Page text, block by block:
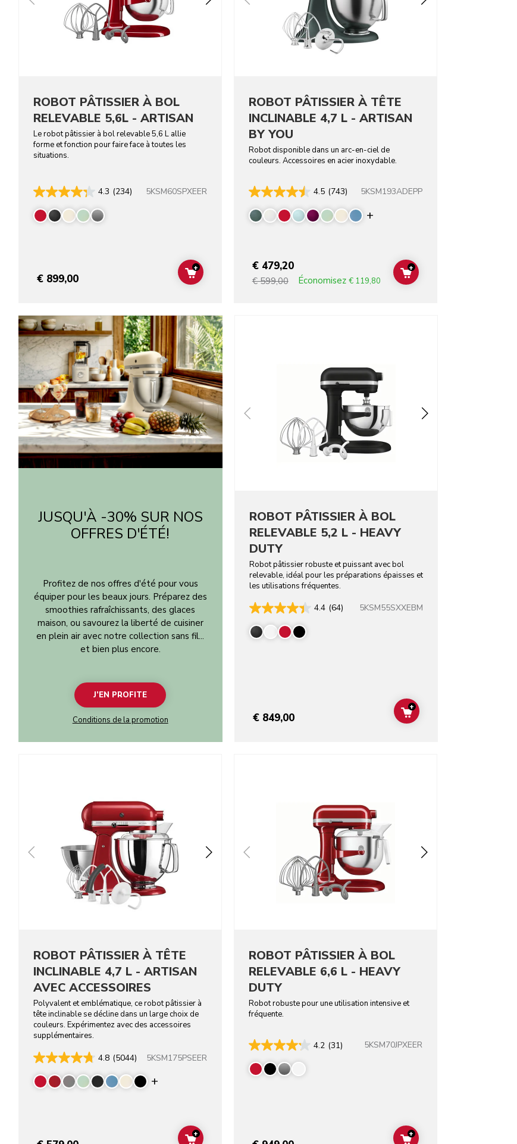
ROBOT PÂTISSIER À BOL
RELEVABLE 5,6L - ARTISAN
Le robot pâtissier à bol relevable 5,6 L allie
forme et fonction pour faire face à toutes les
situations.
4.3 (234) 5KSM60SPXEER
€ 899,00 ADD TO CART
+
ROBOT PÂTISSIER À TÊTE
INCLINABLE 4,7 L - ARTISAN
BY YOU
Robot disponible dans un arc-en-ciel de
couleurs. Accessoires en acier inoxydable.
4.5 (743) 5KSM193ADEPP
Display more colors
€ 479,20
€ 599,00 Économisez € 119,80 ADD TO CART
+
JUSQU'À -30% SUR NOS
OFFRES D'ÉTÉ!
Profitez de nos offres d'été pour vous
équiper pour les beaux jours. Préparez des
smoothies rafraîchissants, des glaces
maison, ou savourez la liberté de cuisiner
en plein air avec notre collection sans fil...
et bien plus encore.
J’EN PROFITE
Conditions de la promotion
ROBOT PÂTISSIER À BOL
RELEVABLE 5,2 L - HEAVY
DUTY
Robot pâtissier robuste et puissant avec bol
relevable, idéal pour les préparations épaisses et
les utilisations fréquentes.
4.4 (64) 5KSM55SXXEBM
€ 849,00 ADD TO CART
+
ROBOT PÂTISSIER À TÊTE
INCLINABLE 4,7 L - ARTISAN
AVEC ACCESSOIRES
Polyvalent et emblématique, ce robot pâtissier à
tête inclinable se décline dans un large choix de
couleurs. Expérimentez avec des accessoires
supplémentaires.
4.8 (5044) 5KSM175PSEER
Display more colors
+
ROBOT PÂTISSIER À BOL
RELEVABLE 6,6 L - HEAVY
DUTY
Robot robuste pour une utilisation intensive et
fréquente.
4.2 (31) 5KSM70JPXEER
+